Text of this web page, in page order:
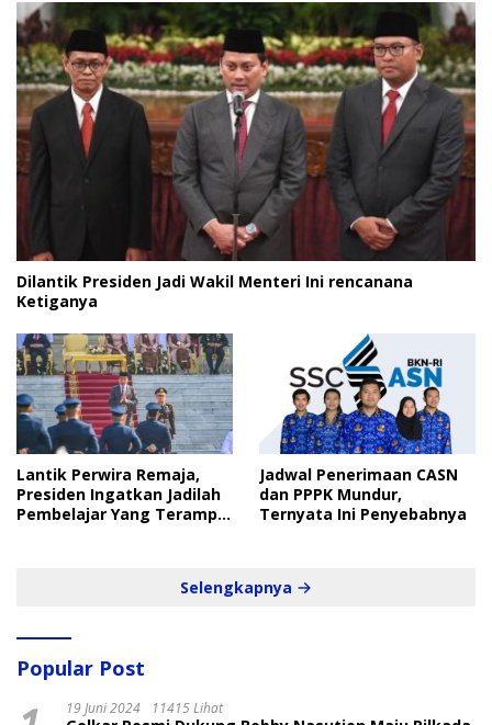
Dilantik Presiden Jadi Wakil Menteri Ini rencanana
Ketiganya
Lantik Perwira Remaja,
Presiden Ingatkan Jadilah
Pembelajar Yang Terampil
Jadwal Penerimaan CASN
dan PPPK Mundur,
Ternyata Ini Penyebabnya
Selengkapnya
Popular Post
19 Juni 2024 11415 Lihat